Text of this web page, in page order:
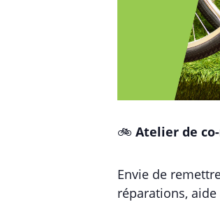
🚲 Atelier de
Envie de
réparations,